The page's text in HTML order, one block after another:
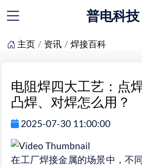
普电科技
主页 资讯 焊接百科
电阻焊四大工艺：点
凸焊、对焊怎么用？​
2025-07-30 11:00:00
在工厂焊接金属的场景中，不